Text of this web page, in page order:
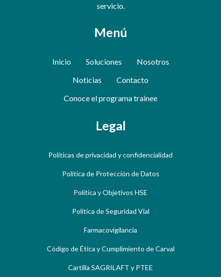
servicio.
Menú
Inicio Soluciones
Nosotros
Noticias
Contacto
Conoce el programa trainee
Legal
Políticas de privacidad y confidencialidad
Política de Protección de Datos
Política y Objetivos HSE
Política de Seguridad Vial
Farmacovigilancia
Código de Ética y Cumplimiento de Carval
Cartilla SAGRILAFT y PTEE